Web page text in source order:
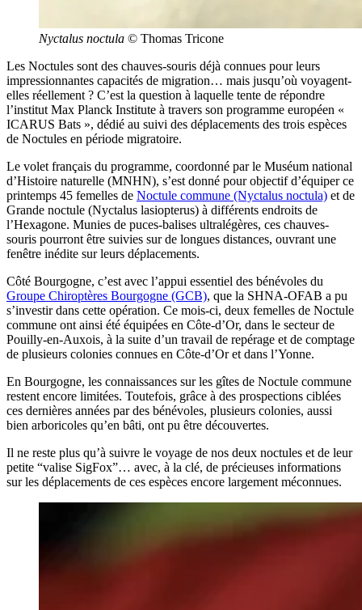
Nyctalus noctula © Thomas Tricone
Les Noctules sont des chauves-souris déjà connues pour leurs
impressionnantes capacités de migration… mais jusqu’où voyagent-
elles réellement ? C’est la question à laquelle tente de répondre
l’institut Max Planck Institute à travers son programme européen «
ICARUS Bats », dédié au suivi des déplacements des trois espèces
de Noctules en période migratoire.
Le volet français du programme, coordonné par le Muséum national
d’Histoire naturelle (MNHN), s’est donné pour objectif d’équiper ce
printemps 45 femelles de Noctule commune (Nyctalus noctula) et de
Grande noctule (Nyctalus lasiopterus) à différents endroits de
l’Hexagone. Munies de puces-balises ultralégères, ces chauves-
souris pourront être suivies sur de longues distances, ouvrant une
fenêtre inédite sur leurs déplacements.
Côté Bourgogne, c’est avec l’appui essentiel des bénévoles du
Groupe Chiroptères Bourgogne (GCB), que la SHNA-OFAB a pu
s’investir dans cette opération. Ce mois-ci, deux femelles de Noctule
commune ont ainsi été équipées en Côte-d’Or, dans le secteur de
Pouilly-en-Auxois, à la suite d’un travail de repérage et de comptage
de plusieurs colonies connues en Côte-d’Or et dans l’Yonne.
En Bourgogne, les connaissances sur les gîtes de Noctule commune
restent encore limitées. Toutefois, grâce à des prospections ciblées
ces dernières années par des bénévoles, plusieurs colonies, aussi
bien arboricoles qu’en bâti, ont pu être découvertes.
Il ne reste plus qu’à suivre le voyage de nos deux noctules et de leur
petite “valise SigFox”… avec, à la clé, de précieuses informations
sur les déplacements de ces espèces encore largement méconnues.